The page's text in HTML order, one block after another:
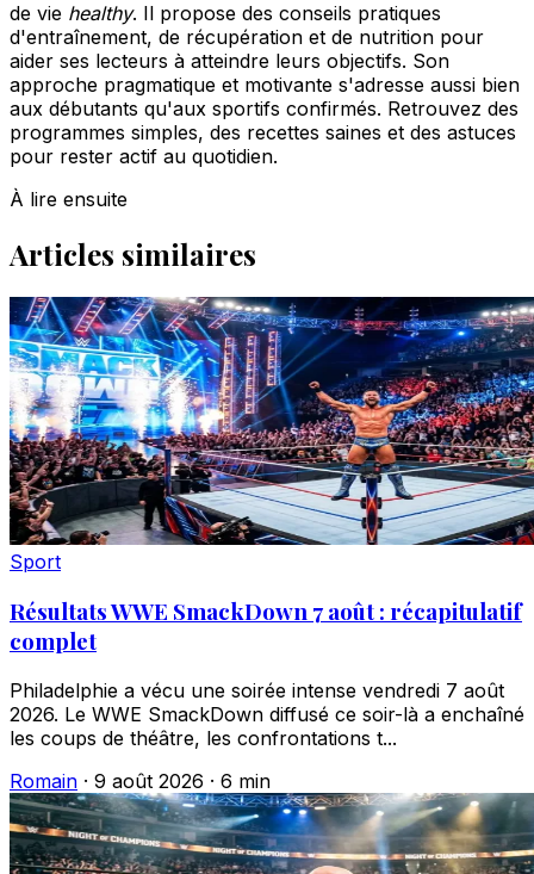
de vie healthy. Il propose des conseils pratiques
d'entraînement, de récupération et de nutrition pour
aider ses lecteurs à atteindre leurs objectifs. Son
approche pragmatique et motivante s'adresse aussi bien
aux débutants qu'aux sportifs confirmés. Retrouvez des
programmes simples, des recettes saines et des astuces
pour rester actif au quotidien.
À lire ensuite
Articles similaires
Sport
Résultats WWE SmackDown 7 août : récapitulatif
complet
Philadelphie a vécu une soirée intense vendredi 7 août
2026. Le WWE SmackDown diffusé ce soir-là a enchaîné
les coups de théâtre, les confrontations t...
Romain · 9 août 2026 · 6 min